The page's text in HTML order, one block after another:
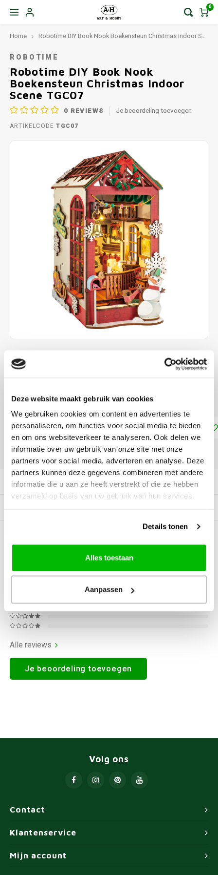
Deze website maakt gebruik van cookies
We gebruiken cookies om content en advertenties te
personaliseren, om functies voor social media te bieden
en om ons websiteverkeer te analyseren. Ook delen we
informatie over uw gebruik van onze site met onze
partners voor social media, adverteren en analyse. Deze
partners kunnen deze gegevens combineren met andere
informatie die u aan ze heeft verstrekt of die ze hebben
verzameld op basis van uw gebruik van hun services.
Details tonen
Alles toestaan
Aanpassen
0
Home Robotime DIY Book Nook Boekensteun Christmas Indoor Scene TGC07
ROBOTIME
Robotime DIY Book Nook
Boekensteun Christmas Indoor
Scene TGC07
0 REVIEWS Je beoordeling toevoegen
ARTIKELCODE TGC07
€43,99
ca. 21,8 x 13,6 x 24,7 cmLees meer
Toevoegen aan winkelwagen
DELEN:
Productomschrijving
Alle reviews
Je beoordeling toevoegen
Contact
Volg ons
Klantenservice
Mijn account